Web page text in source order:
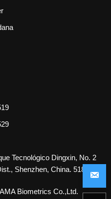
Tecnológico Dingxin, No. 2
Shenzhen, China. 518101
Biometrics Co.,Ltd.